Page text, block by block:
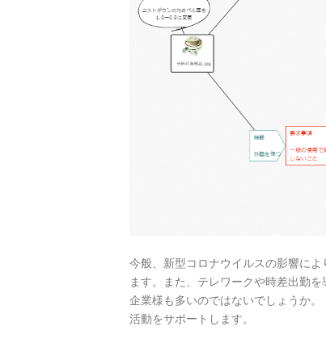
今般、新型コロナウイルスの影響に
ます。また、テレワークや時差出勤
企業様も多いのではないでしょうか
活動をサポートします。